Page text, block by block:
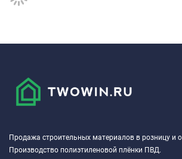
Продажа строительных материалов в розницу и
Производство полиэтиленовой плёнки ПВД.